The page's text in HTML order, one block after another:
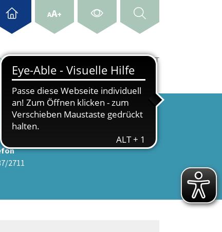
AA+
WIRTSCHAFT & STANDORT
2711